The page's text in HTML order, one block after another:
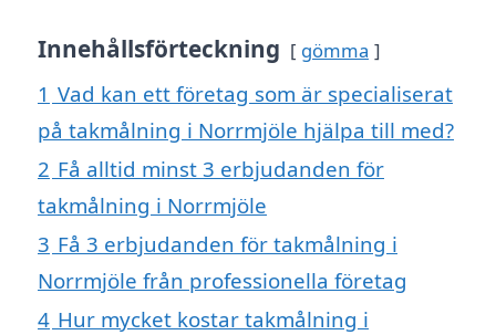
Innehållsförteckning gömma
1 Vad kan ett företag som är specialiserat
på takmålning i Norrmjöle hjälpa till med?
2 Få alltid minst 3 erbjudanden för
takmålning i Norrmjöle
3 Få 3 erbjudanden för takmålning i
Norrmjöle från professionella företag
4 Hur mycket kostar takmålning i